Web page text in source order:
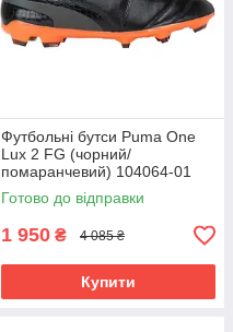
Футбольні бутси Puma One
Lux 2 FG (чорний/
помаранчевий) 104064-01
Розмір EU: 44
Готово до відправки
1 950 ₴ 4 085 ₴
Купити